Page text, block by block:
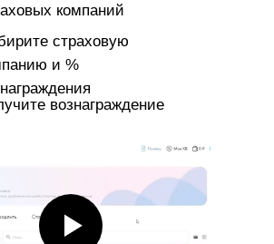
компаний
страховую
и %
вознаграждение